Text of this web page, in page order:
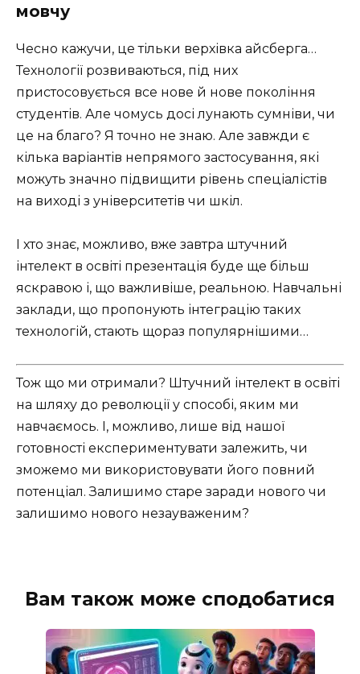
мовчу
Чесно кажучи, це тільки верхівка айсберга…
Технології розвиваються, під них
пристосовується все нове й нове покоління
студентів. Але чомусь досі лунають сумніви, чи
це на благо? Я точно не знаю. Але завжди є
кілька варіантів непрямого застосування, які
можуть значно підвищити рівень спеціалістів
на виході з університетів чи шкіл.
І хто знає, можливо, вже завтра штучний
інтелект в освіті презентація буде ще більш
яскравою і, що важливіше, реальною. Навчальні
заклади, що пропонують інтеграцію таких
технологій, стають щораз популярнішими…
Тож що ми отримали? Штучний інтелект в освіті
на шляху до революції у способі, яким ми
навчаємось. І, можливо, лише від нашої
готовності експериментувати залежить, чи
зможемо ми використовувати його повний
потенціал. Залишимо старе заради нового чи
залишимо нового незауваженим?
Вам також може сподобатися